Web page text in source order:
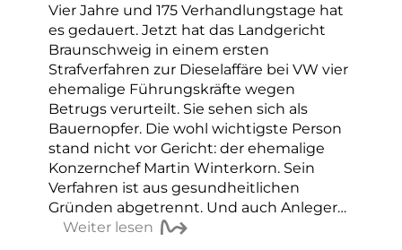
Vier Jahre und 175 Verhandlungstage hat
es gedauert. Jetzt hat das Landgericht
Braunschweig in einem ersten
Strafverfahren zur Dieselaffäre bei VW vier
ehemalige Führungskräfte wegen
Betrugs verurteilt. Sie sehen sich als
Bauernopfer. Die wohl wichtigste Person
stand nicht vor Gericht: der ehemalige
Konzernchef Martin Winterkorn. Sein
Verfahren ist aus gesundheitlichen
Gründen abgetrennt. Und auch Anleger…
Weiter lesen